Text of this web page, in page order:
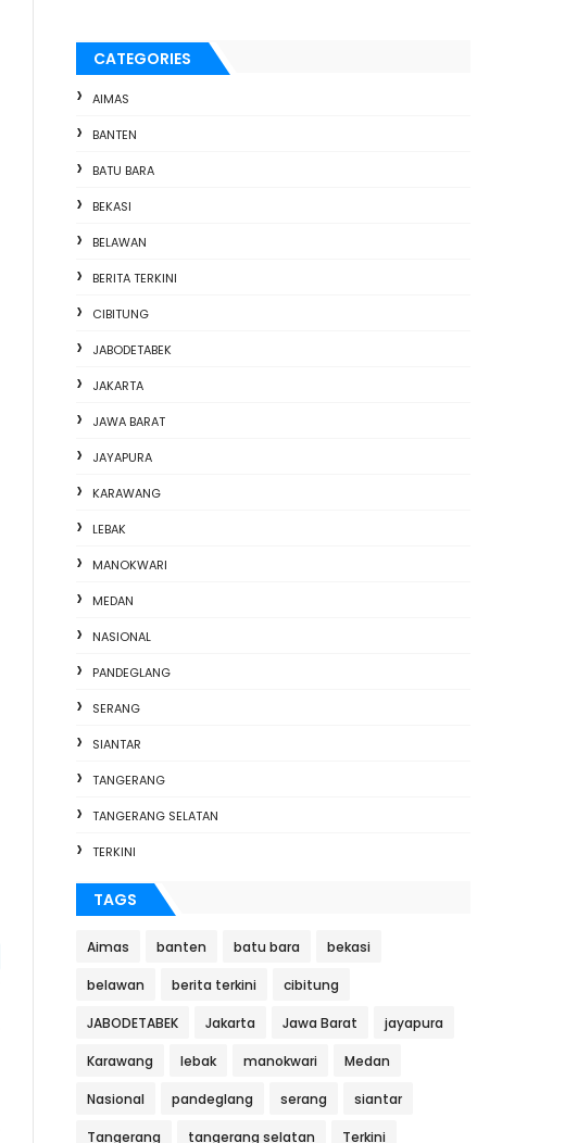
CATEGORIES
AIMAS
BANTEN
BATU BARA
BEKASI
BELAWAN
BERITA TERKINI
CIBITUNG
JABODETABEK
JAKARTA
JAWA BARAT
JAYAPURA
KARAWANG
LEBAK
MANOKWARI
MEDAN
NASIONAL
PANDEGLANG
SERANG
SIANTAR
TANGERANG
TANGERANG SELATAN
TERKINI
TAGS
Aimas banten batu bara bekasi
belawan berita terkini cibitung
JABODETABEK Jakarta Jawa Barat jayapura
Karawang lebak manokwari Medan
Nasional pandeglang serang siantar
Tangerang tangerang selatan Terkini